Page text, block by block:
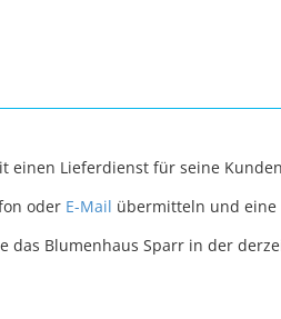
einen Lieferdienst für seine
oder E-Mail übermitteln und eine
das Blumenhaus Sparr in der